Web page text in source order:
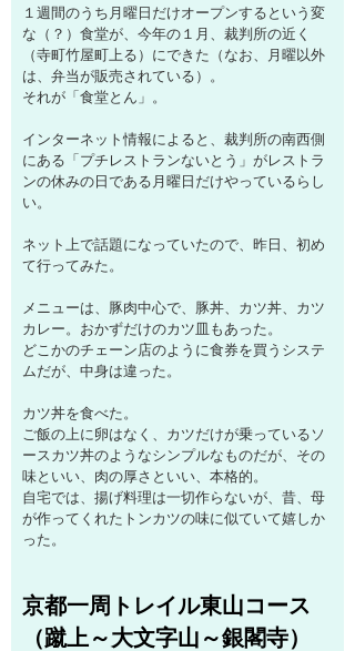
１週間のうち月曜日だけオープンするという変
な（？）食堂が、今年の１月、裁判所の近く
（寺町竹屋町上る）にできた（なお、月曜以外
は、弁当が販売されている）。
それが「食堂とん」。
インターネット情報によると、裁判所の南西側
にある「プチレストランないとう」がレストラ
ンの休みの日である月曜日だけやっているらし
い。
ネット上で話題になっていたので、昨日、初め
て行ってみた。
メニューは、豚肉中心で、豚丼、カツ丼、カツ
カレー。おかずだけのカツ皿もあった。
どこかのチェーン店のように食券を買うシステ
ムだが、中身は違った。
カツ丼を食べた。
ご飯の上に卵はなく、カツだけが乗っているソ
ースカツ丼のようなシンプルなものだが、その
味といい、肉の厚さといい、本格的。
自宅では、揚げ料理は一切作らないが、昔、母
が作ってくれたトンカツの味に似ていて嬉しか
った。
京都一周トレイル東山コース
（蹴上～大文字山～銀閣寺）